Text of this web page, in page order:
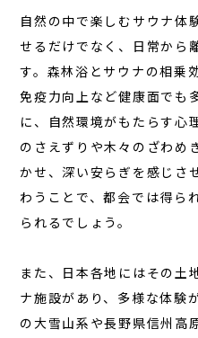
自然の中で楽しむサウナ体
せるだけでなく、日常から
す。森林浴とサウナの相乗
免疫力向上など健康面でも
に、自然環境がもたらす心
のさえずりや木々のざわめ
かせ、深い安らぎを感じさ
わうことで、都会では得ら
られるでしょう。
また、日本各地にはその土
ナ施設があり、多様な体験
の大雪山系や長野県信州高